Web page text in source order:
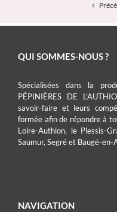
QUI SOMMES-NOUS ?
Spécialisées dans la
PÉPINIÈRES DE
savoir-faire et leurs
formée afin de répondre à
Loire-Authion, le Plessis-
Saumur, Segré et Baugé-
NAVIGATION